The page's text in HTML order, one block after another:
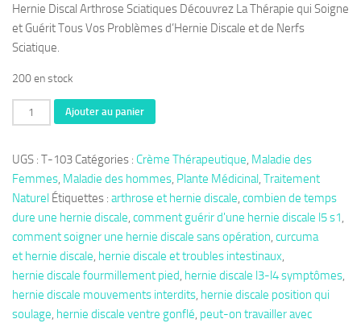
Hernie Discal Arthrose Sciatiques Découvrez La Thérapie qui Soigne
et Guérit Tous Vos Problèmes d’Hernie Discale et de Nerfs
Sciatique.
200 en stock
quantité
de
103
:
Hernie
Discal
Arthrose
Sciatiques
Soin
Naturel
Ajouter au panier
UGS : T-103 Catégories : Crème Thérapeutique, Maladie des
Femmes, Maladie des hommes, Plante Médicinal, Traitement
Naturel Étiquettes : arthrose et hernie discale, combien de temps
dure une hernie discale, comment guérir d'une hernie discale l5 s1,
comment soigner une hernie discale sans opération, curcuma
et hernie discale, hernie discale et troubles intestinaux,
hernie discale fourmillement pied, hernie discale l3-l4 symptômes,
hernie discale mouvements interdits, hernie discale position qui
soulage, hernie discale ventre gonflé, peut-on travailler avec